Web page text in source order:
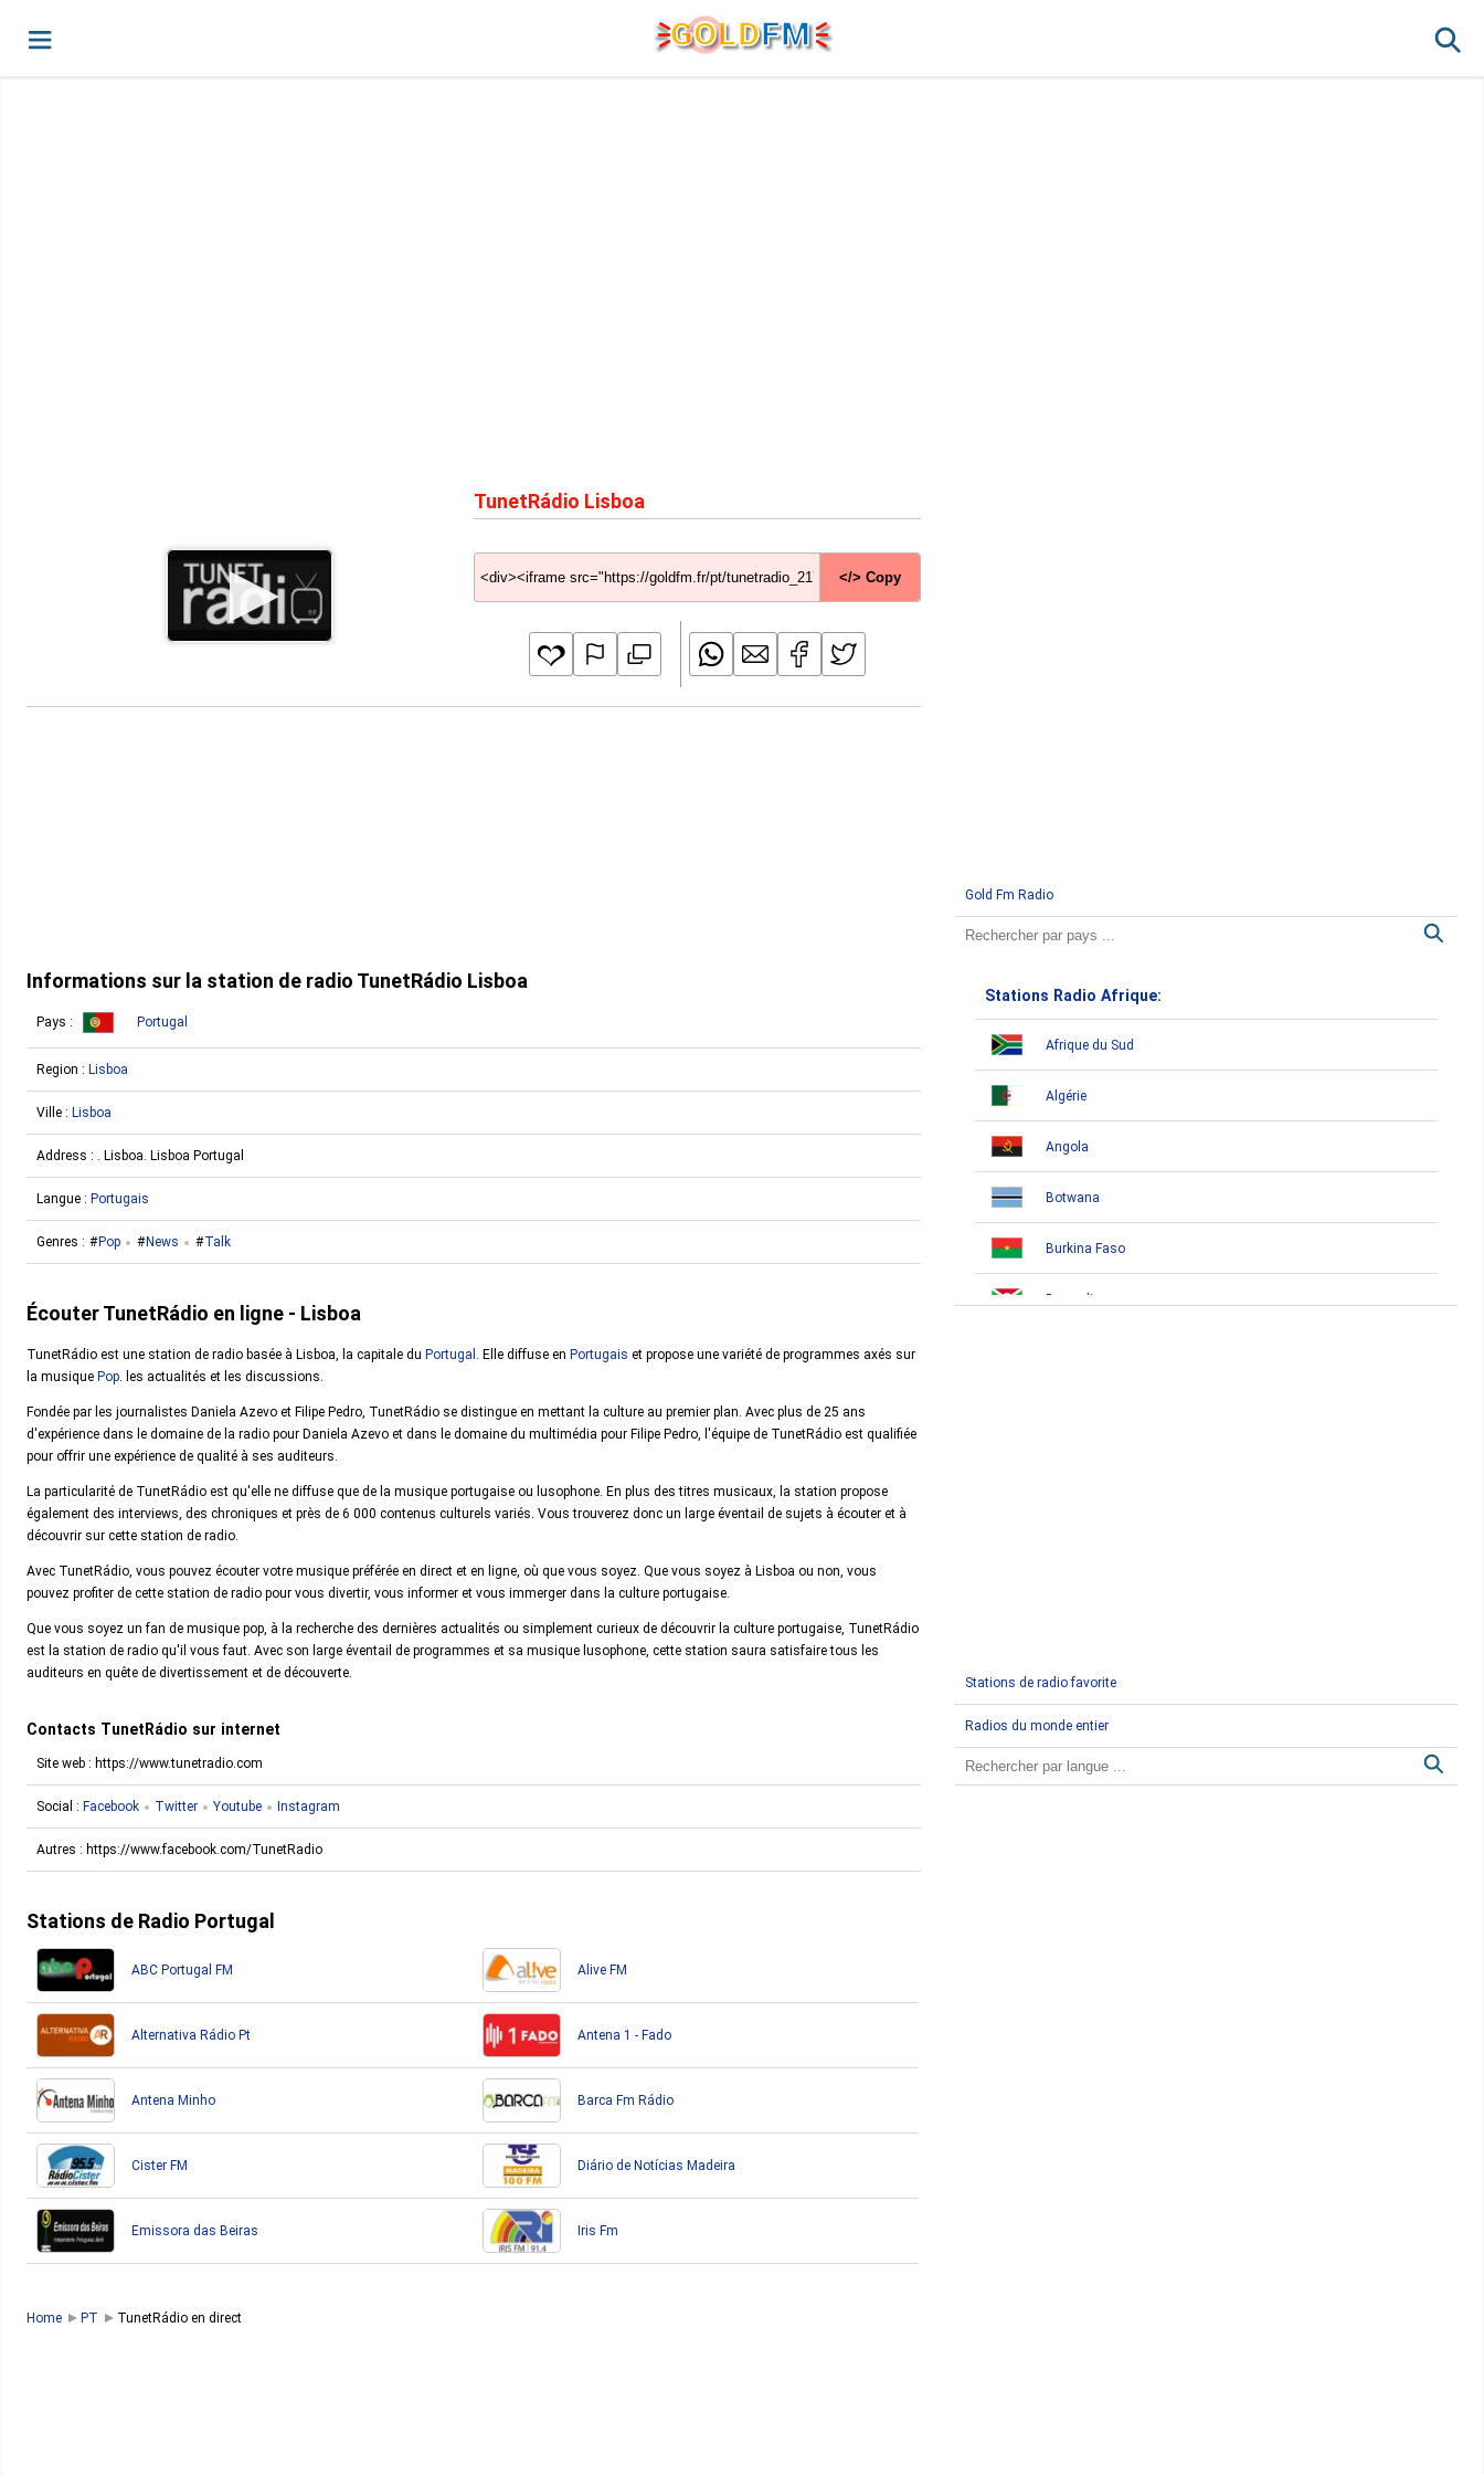
GOLDFM
TunetRádio Lisboa
</> Copy
Informations sur la station de radio TunetRádio Lisboa
Pays : Portugal
Region : Lisboa
Ville : Lisboa
Address : . Lisboa. Lisboa Portugal
Langue : Portugais
Genres : Pop News Talk
Écouter TunetRádio en ligne - Lisboa
TunetRádio est une station de radio basée à Lisboa, la capitale du Portugal . Elle diffuse en Portugais et propose une variété de programmes axés sur
la musique Pop. les actualités et les discussions.
Fondée par les journalistes Daniela Azevo et Filipe Pedro, TunetRádio se distingue en mettant la culture au premier plan. Avec plus de 25 ans
d'expérience dans le domaine de la radio pour Daniela Azevo et dans le domaine du multimédia pour Filipe Pedro, l'équipe de TunetRádio est qualifiée
pour offrir une expérience de qualité à ses auditeurs.
La particularité de TunetRádio est qu'elle ne diffuse que de la musique portugaise ou lusophone. En plus des titres musicaux, la station propose
également des interviews, des chroniques et près de 6 000 contenus culturels variés. Vous trouverez donc un large éventail de sujets à écouter et à
découvrir sur cette station de radio.
Avec TunetRádio, vous pouvez écouter votre musique préférée en direct et en ligne, où que vous soyez. Que vous soyez à Lisboa ou non, vous
pouvez profiter de cette station de radio pour vous divertir, vous informer et vous immerger dans la culture portugaise.
Que vous soyez un fan de musique pop, à la recherche des dernières actualités ou simplement curieux de découvrir la culture portugaise, TunetRádio
est la station de radio qu'il vous faut. Avec son large éventail de programmes et sa musique lusophone, cette station saura satisfaire tous les
auditeurs en quête de divertissement et de découverte.
Contacts TunetRádio sur internet
Site web : https://www.tunetradio.com
Social : Facebook Twitter Youtube Instagram
Autres : https://www.facebook.com/TunetRadio
Stations de Radio Portugal
ABC Portugal FM Alive FM
Alternativa Rádio Pt Antena 1 - Fado
Antena Minho Barca Fm Rádio
Cister FM Diário de Notícias Madeira
Emissora das Beiras Iris Fm
Gold Fm Radio
Stations Radio Afrique:
Afrique du Sud
Algérie
Angola
Botwana
Burkina Faso
Burundi
Egypte
Stations de radio favorite
Radios du monde entier
Home PT TunetRádio en direct